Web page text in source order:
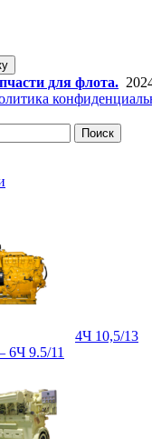
для флота.
Поиск
4Ч 10,5/13
6Ч 9.5/11